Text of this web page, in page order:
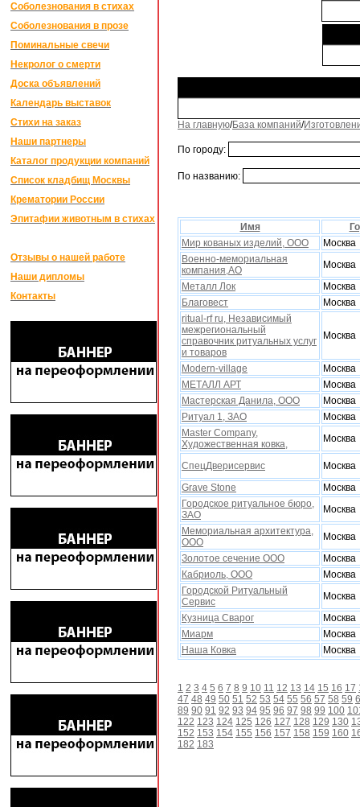
Соболезнования в стихах
Соболезнования в прозе
Поминальные свечи
Некролог о смерти
Доска объявлений
Календарь выставок
Стихи на заказ
Наши партнеры
Каталог продукции компаний
Список кладбищ Москвы
Крематории России
Эпитафии животным в стихах
Отзывы о нашей работе
Наши дипломы
Контакты
На главную/База компаний/
По городу:
По названию:
Имя
Мир кованых изделий, ООО
Москва
Военно-мемориальная
компания,АО
Москва
Металл Лок
Москва
Благовест
Москва
ritual-rf ru, Независимый
межрегиональный
справочник ритуальныx услуг
и товаров
Москва
Modern-village
Москва
МЕТАЛЛ АРТ
Москва
Мастерская Данила, ООО
Москва
Ритуал 1, ЗАО
Москва
Master Company,
Xудожественная ковка,
Москва
СпецДверисервис
Москва
Grave Stone
Москва
Городское ритуальное бюро,
ЗАО
Москва
Мемориальная арxитектура,
ООО
Москва
Золотое сечение ООО
Москва
Кабриоль, ООО
Москва
Городской Ритуальный
Сервис
Москва
Кузница Сварог
Москва
Миарм
Москва
Наша Ковка
Москва
1 2 3 4 5 6 7 8 9 10 11 12 13 14 15 16 17
47 48 49 50 51 52 53 54 55 56 57 58 59
89 90 91 92 93 94 95 96 97 98 99 100
122 123 124 125 126 127 128 129 130
152 153 154 155 156 157 158 159 160
182 183